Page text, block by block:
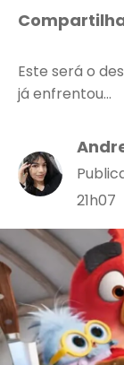
Este será o
já enfrentou…
21h07